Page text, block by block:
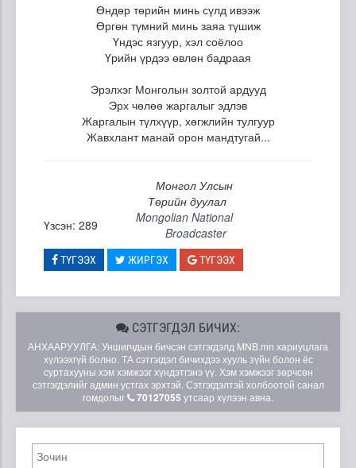
Өндөр төрийн минь сүлд ивээж
Өргөн түмний минь заяа түшиж
Үндэс язгуур, хэл соёлоо
Үрийн үрдээ өвлөн бадраая
Эрэлхэг Монголын золтой ардууд
Эрх чөлөө жаргалыг эдлэв
Жаргалын түлхүүр, хөгжлийн тулгуур
Жавхлант манай орон мандтугай...
Монгол Улсын
Төрийн дуулал
Үзсэн: 289
Mongolian National
Broadcaster
ТҮГЭЭХ ЖИРГЭХ ТҮГЭЭХ
СЭТГЭГДЭЛ БИЧИХ:
АНХААРУУЛГА: Уншигчдын бичсэн сэтгэгдэлд MNB.mn хариуцлага
хүлээхгүй болно. ТА сэтгэгдэл бичихдээ хууль зүйн болон ёс
суртахууны хэм хэмжээг хүндэтгэнэ үү. Хэм хэмжээг зөрчсөн
сэтгэгдэлийг админ устгах эрхтэй. Сэтгэгдэлтэй холбоотой санал
гомдолыг
70127055 утсаар хүлээн авна.